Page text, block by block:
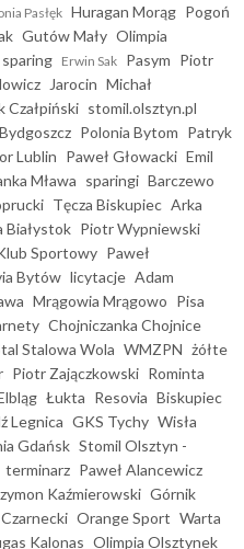
Pasłęk Huragan Morąg Pogoń
Gutów Mały Olimpia
sparing Erwin Sak Pasym Piotr
Jarocin Michał
Czałpiński stomil.olsztyn.pl
Polonia Bytom Patryk
Lublin Paweł Głowacki Emil
Mława sparingi Barczewo
Tęcza Biskupiec Arka
Białystok Piotr Wypniewski
Sportowy Paweł
Bytów licytacje Adam
Mrągowia Mrągowo Pisa
Chojniczanka Chojnice
Stalowa Wola WMZPN żółte
Piotr Zajączkowski Rominta
Łukta Resovia Biskupiec
Legnica GKS Tychy Wisła
Gdańsk Stomil Olsztyn -
terminarz Paweł Alancewicz
Kaźmierowski Górnik
Orange Sport Warta
Kalonas Olimpia Olsztynek